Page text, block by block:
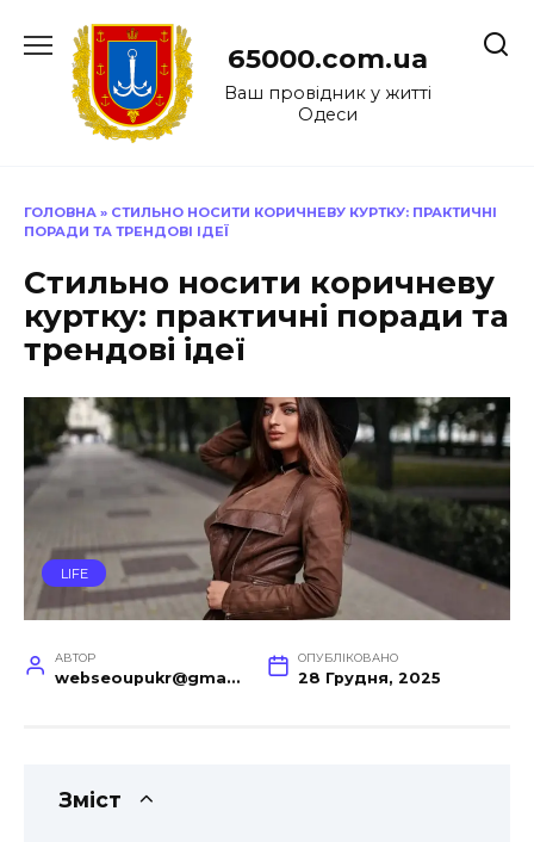
до
65000.com.ua
Ваш провідник у житті
Одеси
ГОЛОВНА » СТИЛЬНО НОСИТИ КОРИЧНЕВУ КУРТКУ: ПРАКТИЧНІ
ПОРАДИ ТА ТРЕНДОВІ ІДЕЇ
Стильно носити коричневу
куртку: практичні поради та
трендові ідеї
LIFE
АВТОР
webseoupukr@gmail.com
ОПУБЛІКОВАНО
28 Грудня, 2025
Зміст